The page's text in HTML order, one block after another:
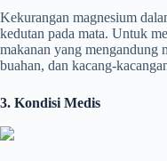
Kekurangan magnesium
kedutan pada mata. Untuk
makanan yang mengandung
buahan, dan kacang-
3. Kondisi Medis